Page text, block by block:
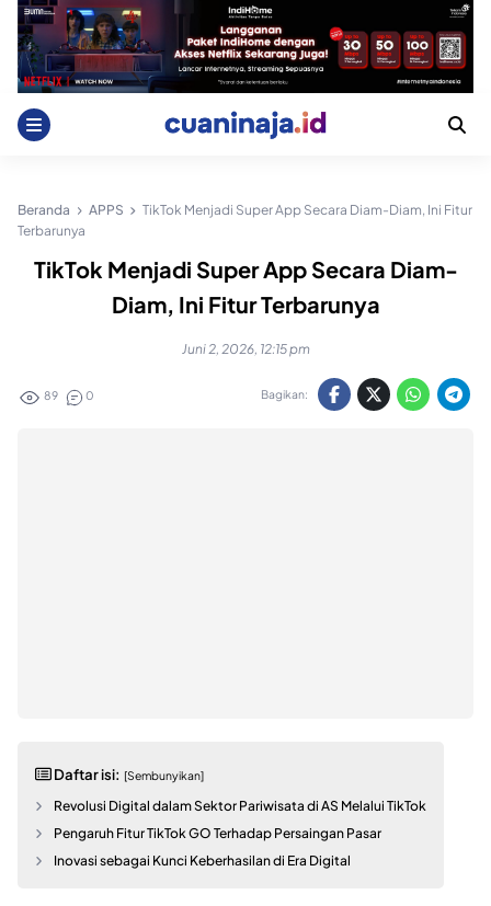
Skip
content
Beranda APPS
TikTok Menjadi Super App Secara Diam-Diam, Ini Fitur
Terbarunya
TikTok Menjadi Super App Secara Diam-
Diam, Ini Fitur Terbarunya
Juni 2, 2026, 12:15 pm
89 0 Bagikan:
Daftar isi: [Sembunyikan]
Revolusi Digital dalam Sektor Pariwisata di AS Melalui TikTok
Pengaruh Fitur TikTok GO Terhadap Persaingan Pasar
Inovasi sebagai Kunci Keberhasilan di Era Digital